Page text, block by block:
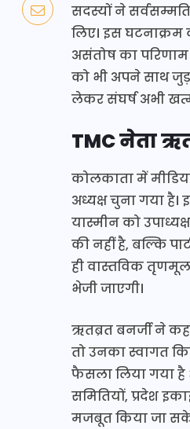
सदस्यों ने
लिए। इस घटनाक्रम
असंतोष का परिणाम
को भी अपने साथ
लेकर संघर्ष अभी
TMC नेता
कोलकाता में
अध्यक्ष चुना गया
यास्मीन को
की नहीं है, बल्कि
ही वास्तविक तृणमूल
भेजी जाएगी।
ऋतब्रत बनर्जी ने
तो उनका स्वागत
फैसला लिया गया है
समितियों, प्रदेश
मजबूत किया जा